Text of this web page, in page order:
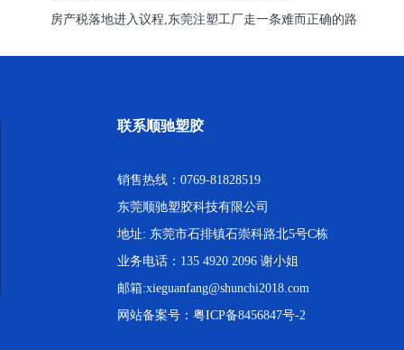
房产税落地进入议程,东莞注塑工厂走一条难而正确的路
联系顺驰塑胶
销售热线：0769-81828519
东莞顺驰塑胶科技有限公司
地址: 东莞市石排镇石崇科路北5号C栋
业务电话：135 4920 2096 谢小姐
邮箱:xieguanfang@shunchi2018.com
网站备案号： 粤ICP备8456847号-2